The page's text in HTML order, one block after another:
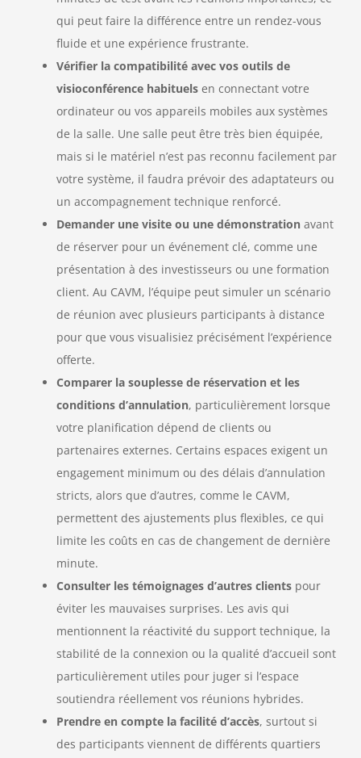
qui peut faire la différence entre un rendez-vous
fluide et une expérience frustrante.
Vérifier la compatibilité avec vos outils de
visioconférence habituels en connectant votre
ordinateur ou vos appareils mobiles aux systèmes
de la salle. Une salle peut être très bien équipée,
mais si le matériel n’est pas reconnu facilement par
votre système, il faudra prévoir des adaptateurs ou
un accompagnement technique renforcé.
Demander une visite ou une démonstration avant
de réserver pour un événement clé, comme une
présentation à des investisseurs ou une formation
client. Au CAVM, l’équipe peut simuler un scénario
de réunion avec plusieurs participants à distance
pour que vous visualisiez précisément l’expérience
offerte.
Comparer la souplesse de réservation et les
conditions d’annulation, particulièrement lorsque
votre planification dépend de clients ou
partenaires externes. Certains espaces exigent un
engagement minimum ou des délais d’annulation
stricts, alors que d’autres, comme le CAVM,
permettent des ajustements plus flexibles, ce qui
limite les coûts en cas de changement de dernière
minute.
Consulter les témoignages d’autres clients pour
éviter les mauvaises surprises. Les avis qui
mentionnent la réactivité du support technique, la
stabilité de la connexion ou la qualité d’accueil sont
particulièrement utiles pour juger si l’espace
soutiendra réellement vos réunions hybrides.
Prendre en compte la facilité d’accès, surtout si
des participants viennent de différents quartiers